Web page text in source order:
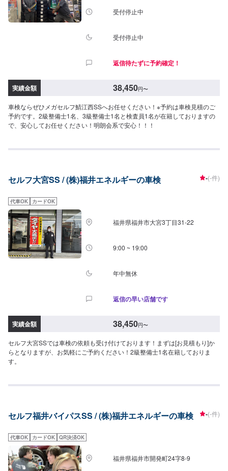
受付停止中
受付停止中
返信待たずに予約確定！
実績金額 38,450円〜
車検ならぜひメガセルフ鯖江西SSへお任せください！※予約は車検見積のご
予約です。2級整備士1名、3級整備士1名と検査員1名が在籍しておりますの
で、安心してお任せください！明朗会系で安心！！！
セルフ大宮SS / (株)福井エネルギーの車検 -(-件)
代車OK カードOK
福井県福井市大宮3丁目31-22
9:00 ~ 19:00
年中無休
返信の早い店舗です
実績金額 38,450円〜
セルフ大宮SSでは車検の依頼も受け付けております！まずは[お見積もり]か
らとなりますが、お気軽にご予約ください！2級整備士1名在籍しておりま
す。
セルフ福井バイパスSS / (株)福井エネルギーの車検 -(-件)
代車OK カードOK QR決済OK
福井県福井市開発町24字8-9